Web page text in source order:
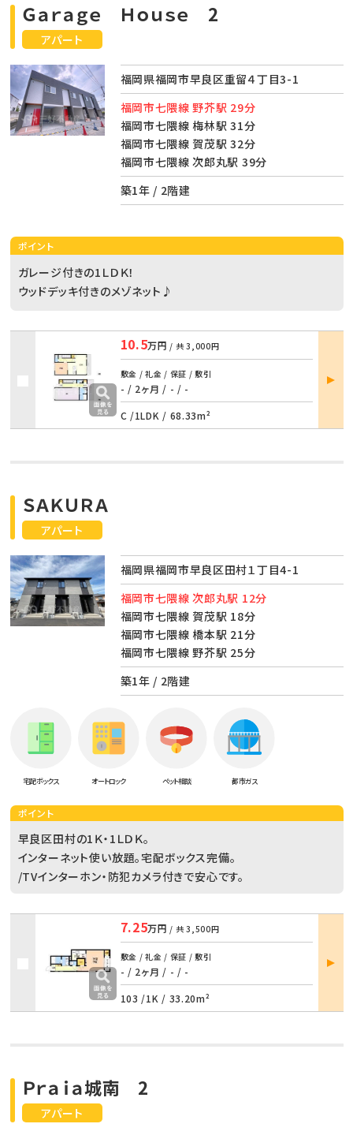
アパート
Ｇａｒａｇｅ Ｈｏｕｓｅ 2
福岡県福岡市早良区重留４丁目3-1
福岡市七隈線 野芥駅 29分
福岡市七隈線 梅林駅 31分
福岡市七隈線 賀茂駅 32分
福岡市七隈線 次郎丸駅 39分
築1年 / 2階建
ポイント
ガレージ付きの1ＬＤＫ！
ウッドデッキ付きのメゾネット♪
10.5万円 / 共3,000円
敷金 / 礼金 / 保証 / 敷引
- / 2ヶ月 / - / -
C /1LDK / 68.33m²
部屋
詳細
アパート
ＳＡＫＵＲＡ
福岡県福岡市早良区田村１丁目4-1
福岡市七隈線 次郎丸駅 12分
福岡市七隈線 賀茂駅 18分
福岡市七隈線 橋本駅 21分
福岡市七隈線 野芥駅 25分
築1年 / 2階建
宅配ボックス オートロック ペット相談 都市ガス
ポイント
早良区田村の1Ｋ・1ＬＤＫ。
インターネット使い放題。宅配ボックス完備。
/TVインターホン・防犯カメラ付きで安心です。
7.25万円 / 共3,500円
敷金 / 礼金 / 保証 / 敷引
- / 2ヶ月 / - / -
103 /1K / 33.20m²
部屋
詳細
アパート
Ｐｒａｉａ城南 2